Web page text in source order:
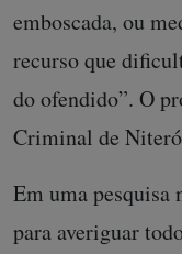
emboscada, ou
recurso que
do ofendido”. O
Criminal de
Em uma
para averiguar